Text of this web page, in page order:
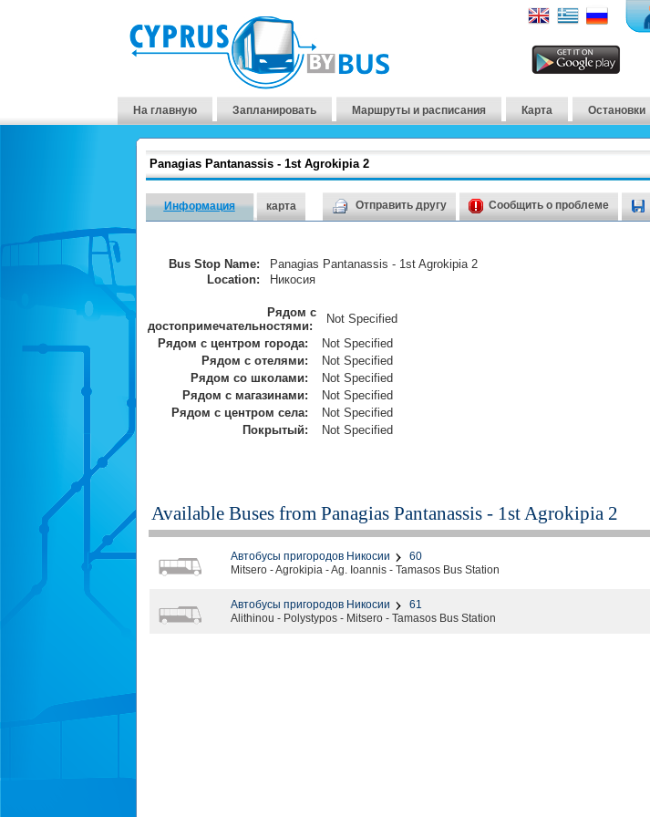
На главную Запланировать Маршруты и расписания Карта Остановки
Panagias Pantanassis - 1st Agrokipia 2
Информация карта Отправить другу Сообщить о проблеме
Bus Stop Name:
Panagias Pantanassis - 1st Agrokipia 2
Location:
Никосия
Рядом с
достопримечательностями:
Not Specified
Рядом с центром города:
Not Specified
Рядом с отелями:
Not Specified
Рядом со школами:
Not Specified
Рядом с магазинами:
Not Specified
Рядом с центром села:
Not Specified
Покрытый:
Not Specified
Available Buses from Panagias Pantanassis - 1st Agrokipia 2
Автобусы пригородов Никосии
60
Mitsero - Agrokipia - Ag. Ioannis - Tamasos Bus Station
Автобусы пригородов Никосии
61
Alithinou - Polystypos - Mitsero - Tamasos Bus Station